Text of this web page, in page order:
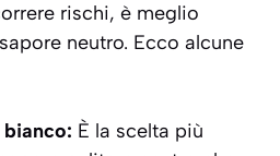
rischi, è meglio
neutro. Ecco alcune
È la scelta più